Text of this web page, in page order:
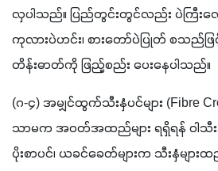
လှပါသည်။ ပြည်တွင်းတွင်လည်း ပဲကြီးလှော်
ကုလားပဲဟင်း၊ စားတော်ပဲပြုတ် စသည်ဖြ
တိန်းဓာတ်ကို ဖြည့်စည်း ပေးနေပါသည်။
(ဂ-၄) အမျှင်ထွက်သီးနှံပင်များ (Fibre
သာမက အဝတ်အထည်များ ရရှိရန် ဝါသီးနှံ
ပိုးစာပင်၊ ယခင်‌ခေတ်များက သီးနှံများထည့်သွင်း သိုလှောင်ရန် ဂုံနီ